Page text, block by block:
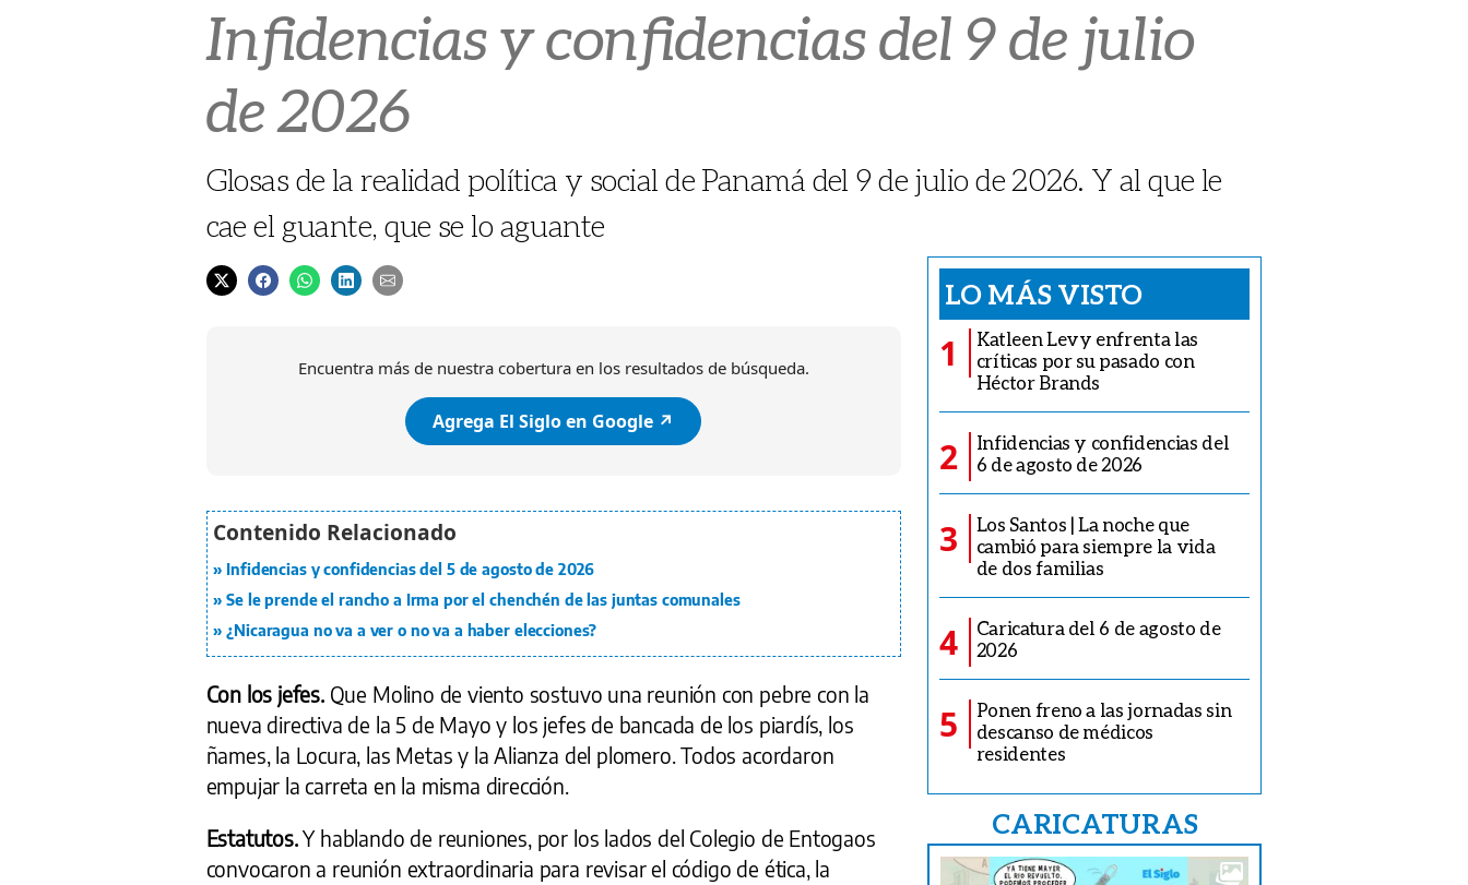
Infidencias y confidencias del 9 de julio
de 2026
Glosas de la realidad política y social de Panamá del 9 de julio de 2026. Y al que le
cae el guante, que se lo aguante
Encuentra más de nuestra cobertura en los resultados de búsqueda.
Agrega El Siglo en Google ↗️
Infidencias y confidencias del 5 de agosto de 2026
Se le prende el rancho a Irma por el chenchén de las juntas comunales
¿Nicaragua no va a ver o no va a haber elecciones?
Con los jefes.Que Molino de viento sostuvo una reunión con pebre con la
nueva directiva de la 5 de Mayo y los jefes de bancada de los piardís, los
ñames, la Locura, las Metas y la Alianza del plomero. Todos acordaron
empujar la carreta en la misma dirección.
Estatutos.Y hablando de reuniones, por los lados del Colegio de Entogaos
convocaron a reunión extraordinaria para revisar el código de ética, la
LO MÁS VISTO
1
Katleen Levy enfrenta las
críticas por su pasado con
Héctor Brands
2
Infidencias y confidencias del
6 de agosto de 2026
3
Los Santos | La noche que
cambió para siempre la vida
de dos familias
4
Caricatura del 6 de agosto de
2026
5
Ponen freno a las jornadas sin
descanso de médicos
residentes
CARICATURAS